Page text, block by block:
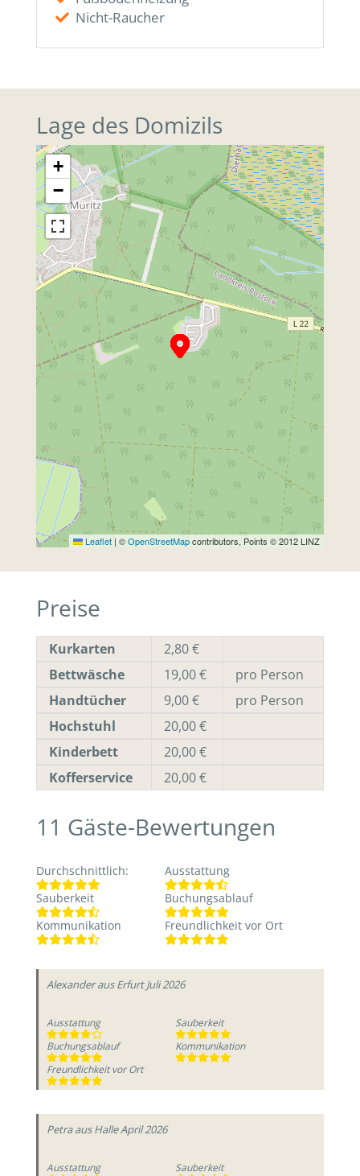
Nicht-Raucher
Lage des Domizils
+
−
Leaflet | ©OpenStreetMapcontributors, Points © 2012 LINZ
Preise
Kurkarten
2,80 €
Bettwäsche
19,00 €
pro Person
Handtücher
9,00 €
pro Person
Hochstuhl
20,00 €
Kinderbett
20,00 €
Kofferservice
20,00 €
11 Gäste-Bewertungen
Durchschnittlich:
Ausstattung
Sauberkeit
Buchungsablauf
Kommunikation
Freundlichkeit vor Ort
Alexanderaus Erfurt Juli 2026
Ausstattung
Sauberkeit
Buchungsablauf
Kommunikation
Freundlichkeit vor Ort
Petraaus HalleApril 2026
Ausstattung
Sauberkeit